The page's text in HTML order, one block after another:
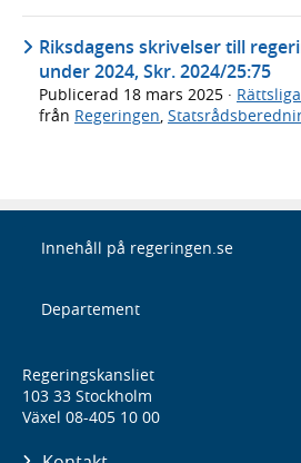
Riksdagens skrivelser till
under 2024, Skr. 2024/25:75
Publicerad 18 mars 2025 ·
från Regeringen
Innehåll på regeringen.se
Departement
Regeringskansliet
103 33 Stockholm
Växel 08-405 10 00